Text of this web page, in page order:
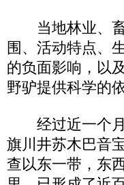
当地林业、畜
围、活动特点、
的负面影响，以
野驴提供科学的依
经过近一个月
旗川井苏木巴音
查以东一带，东